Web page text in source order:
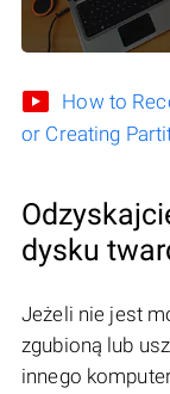
How to
or Creating
dysku
Jeżeli nie jest
zgubioną lub
innego